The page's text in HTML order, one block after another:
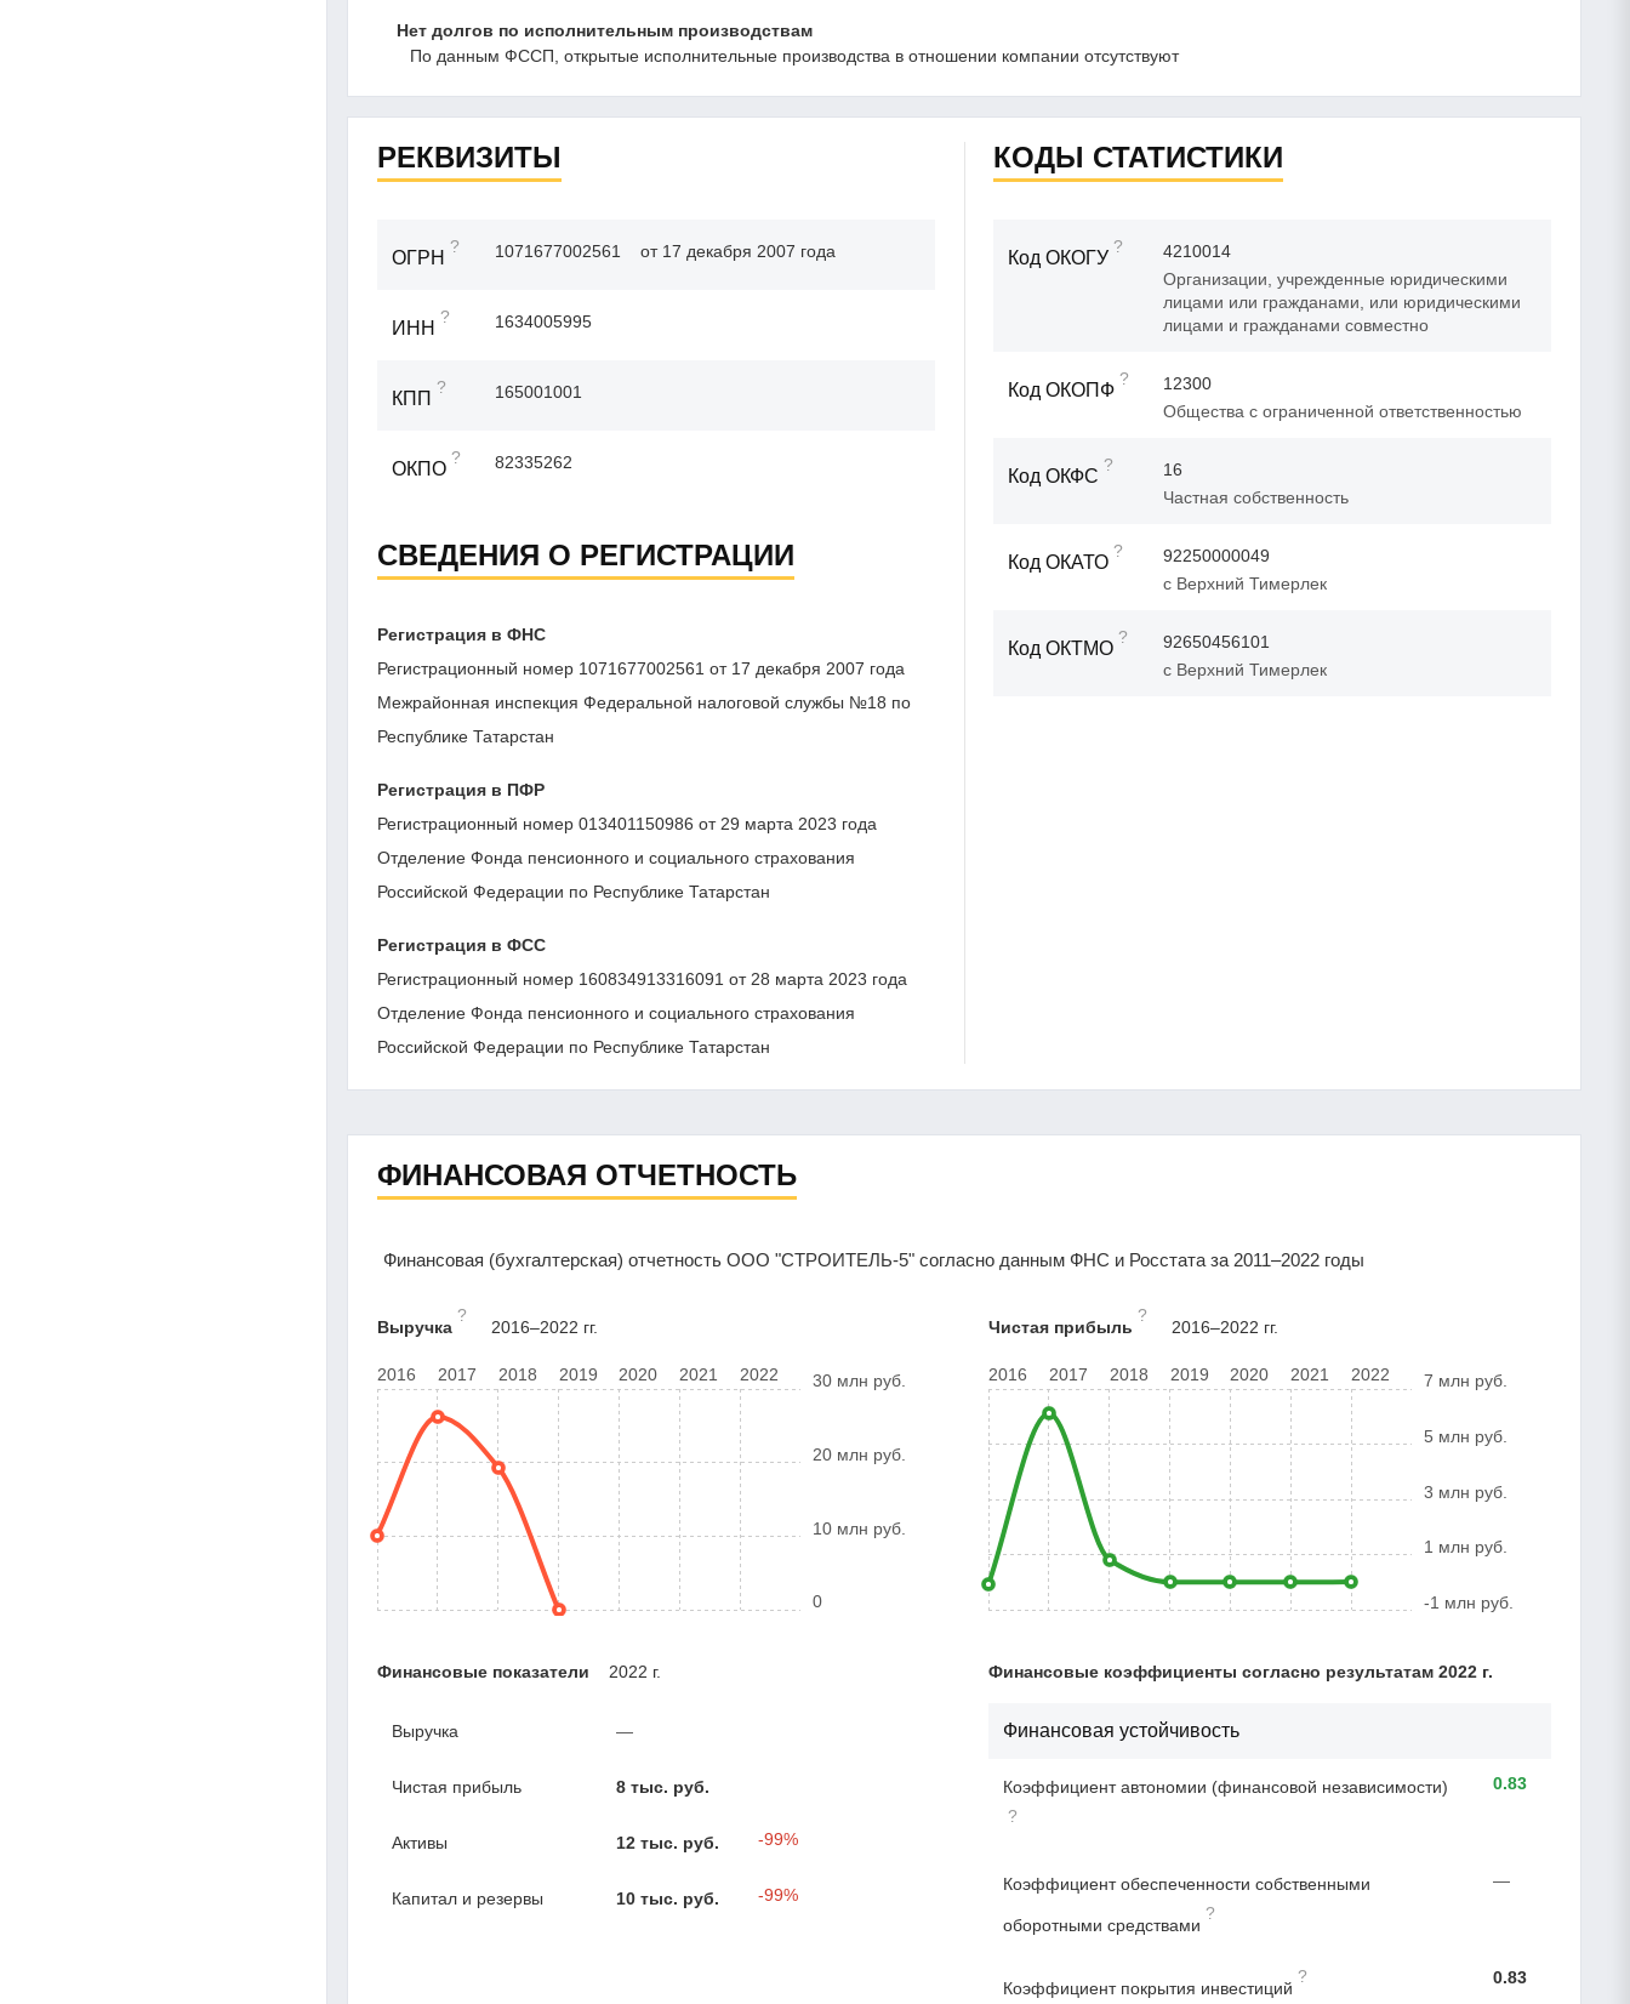
Нет долгов по исполнительным производствам
По данным ФССП, открытые исполнительные производства в отношении компании отсутствуют
РЕКВИЗИТЫ
ОГРН
? 1071677002561 от 17 декабря 2007 года
ИНН
? 1634005995
КПП
? 165001001
ОКПО
? 82335262
СВЕДЕНИЯ О РЕГИСТРАЦИИ
Регистрация в ФНС
Регистрационный номер 1071677002561 от 17 декабря 2007 года
Межрайонная инспекция Федеральной налоговой службы №18 по
Республике Татарстан
Регистрация в ПФР
Регистрационный номер 013401150986 от 29 марта 2023 года
Отделение Фонда пенсионного и социального страхования
Российской Федерации по Республике Татарстан
Регистрация в ФСС
Регистрационный номер 160834913316091 от 28 марта 2023 года
Отделение Фонда пенсионного и социального страхования
Российской Федерации по Республике Татарстан
КОДЫ СТАТИСТИКИ
Код ОКОГУ
?
4210014
Организации, учрежденные юридическими
лицами или гражданами, или юридическими
лицами и гражданами совместно
Код ОКОПФ
?
12300
Общества с ограниченной ответственностью
Код ОКФС
?
16
Частная собственность
Код ОКАТО
?
92250000049
с Верхний Тимерлек
Код ОКТМО
?
92650456101
с Верхний Тимерлек
ФИНАНСОВАЯ ОТЧЕТНОСТЬ
Финансовая (бухгалтерская) отчетность ООО "СТРОИТЕЛЬ-5" согласно данным ФНС и Росстата за 2011–2022 годы
Выручка
?
2016–2022 гг.
2016 2017 2018 2019 2020 2021 2022
0
10 млн руб.
20 млн руб.
30 млн руб.
Чистая прибыль
?
2016–2022 гг.
2016 2017 2018 2019 2020 2021 2022
-1 млн руб.
1 млн руб.
3 млн руб.
5 млн руб.
7 млн руб.
Финансовые показатели 2022 г.
Выручка —
Чистая прибыль 8 тыс. руб.
Активы 12 тыс. руб. -99%
Капитал и резервы 10 тыс. руб. -99%
Финансовые коэффициенты согласно результатам 2022 г.
Финансовая устойчивость
Коэффициент автономии (финансовой независимости)
?
0.83
Коэффициент обеспеченности собственными
оборотными средствами
?
—
Коэффициент покрытия инвестиций
? 0.83